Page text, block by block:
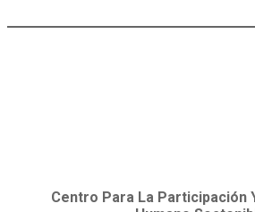
Centro Para La Participación